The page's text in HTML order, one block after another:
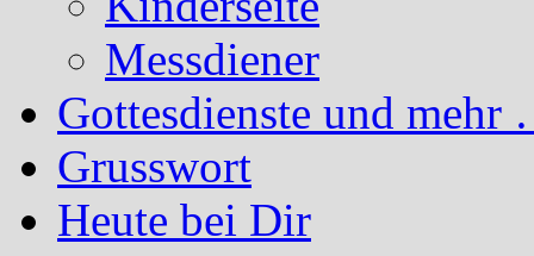
Messdiener
Gottesdienste und mehr
Grusswort
Heute bei Dir